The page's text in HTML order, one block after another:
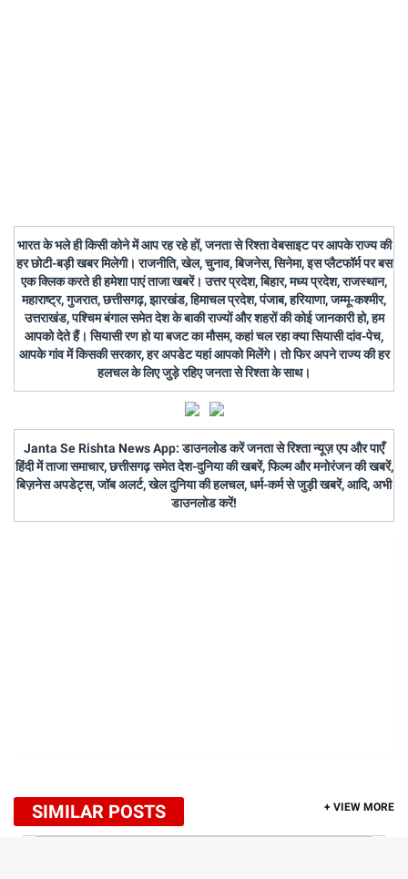
भारत के भले ही किसी कोने में आप रह रहे हों, जनता से रिश्ता वेबसाइट पर आपके राज्य की
हर छोटी-बड़ी खबर मिलेगी। राजनीति, खेल, चुनाव, बिजनेस, सिनेमा, इस प्लैटफॉर्म पर बस
एक क्लिक करते ही हमेशा पाएं ताजा खबरें। उत्तर प्रदेश, बिहार, मध्य प्रदेश, राजस्थान,
महाराष्ट्र, गुजरात, छत्तीसगढ़, झारखंड, हिमाचल प्रदेश, पंजाब, हरियाणा, जम्मू-कश्मीर,
उत्तराखंड, पश्चिम बंगाल समेत देश के बाकी राज्यों और शहरों की कोई जानकारी हो, हम
आपको देते हैं। सियासी रण हो या बजट का मौसम, कहां चल रहा क्या सियासी दांव-पेच,
आपके गांव में किसकी सरकार, हर अपडेट यहां आपको मिलेंगे। तो फिर अपने राज्य की हर
हलचल के लिए जुड़े रहिए जनता से रिश्ता के साथ।
Janta Se Rishta News App: डाउनलोड करें जनता से रिश्ता न्यूज़ एप और पाएँ
हिंदी में ताजा समाचार, छत्तीसगढ़ समेत देश-दुनिया की खबरें, फिल्म और मनोरंजन की खबरें,
बिज़नेस अपडेट्स, जॉब अलर्ट, खेल दुनिया की हलचल, धर्म-कर्म से जुड़ी खबरें, आदि, अभी
डाउनलोड करें!
SIMILAR POSTS + VIEW MORE